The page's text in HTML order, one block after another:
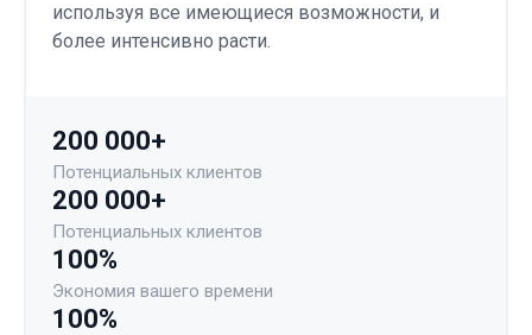
используя все имеющиеся возможности, и
более интенсивно расти.
200 000+
Потенциальных клиентов
200 000+
Потенциальных клиентов
100%
Экономия вашего времени
100%